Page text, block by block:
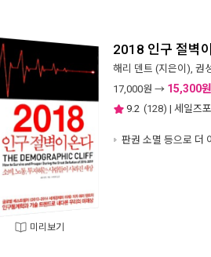
미리보기
2018 인구 절벽
해리 덴트 (지은이), 권
17,000원 → 15,300원
9.2 (128) | 세일즈
판권 소멸 등으로 더